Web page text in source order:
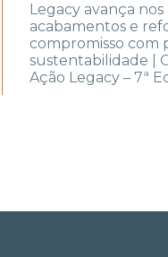
Legacy avança nos
acabamentos e
compromisso com
sustentabilidade |
Ação Legacy – 7ª